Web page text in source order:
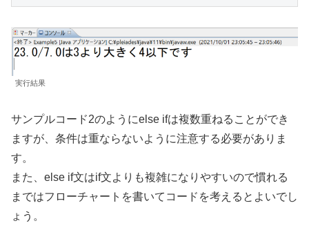
実行結果
サンプルコード2のようにelse ifは複数重ねることができ
ますが、条件は重ならないように注意する必要がありま
す。
また、else if文はif文よりも複雑になりやすいので慣れる
まではフローチャートを書いてコードを考えるとよいでし
ょう。